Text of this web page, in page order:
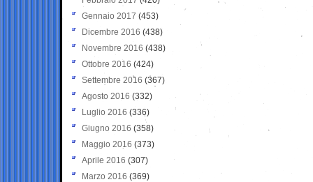
Gennaio 2017 (453)
Dicembre 2016 (438)
Novembre 2016 (438)
Ottobre 2016 (424)
Settembre 2016 (367)
Agosto 2016 (332)
Luglio 2016 (336)
Giugno 2016 (358)
Maggio 2016 (373)
Aprile 2016 (307)
Marzo 2016 (369)